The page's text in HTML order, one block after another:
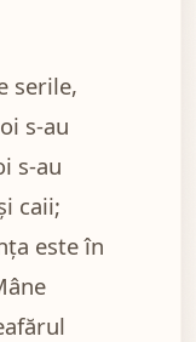
serile,
s-au
s-au
caii;
este în